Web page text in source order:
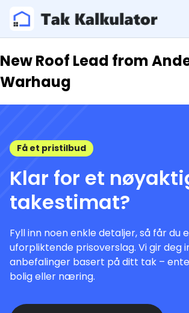
New Roof Lead from
Warhaug
Få et pristilbud
Klar for et
takestimat?
Fyll inn noen enkle detaljer, så får du
uforpliktende prisoverslag. Vi gir deg
anbefalinger basert på ditt tak –
bolig eller næring.